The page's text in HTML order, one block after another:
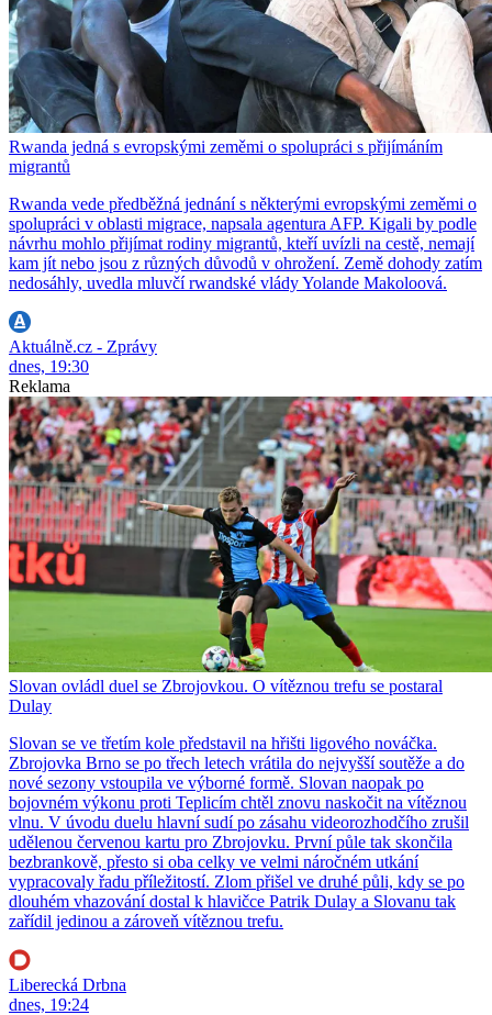
Rwanda jedná s evropskými zeměmi o spolupráci s přijímáním
migrantů
Rwanda vede předběžná jednání s některými evropskými zeměmi o
spolupráci v oblasti migrace, napsala agentura AFP. Kigali by podle
návrhu mohlo přijímat rodiny migrantů, kteří uvízli na cestě, nemají
kam jít nebo jsou z různých důvodů v ohrožení. Země dohody zatím
nedosáhly, uvedla mluvčí rwandské vlády Yolande Makoloová.
Aktuálně.cz - Zprávy
dnes, 19:30
Reklama
Slovan ovládl duel se Zbrojovkou. O vítěznou trefu se postaral
Dulay
Slovan se ve třetím kole představil na hřišti ligového nováčka.
Zbrojovka Brno se po třech letech vrátila do nejvyšší soutěže a do
nové sezony vstoupila ve výborné formě. Slovan naopak po
bojovném výkonu proti Teplicím chtěl znovu naskočit na vítěznou
vlnu. V úvodu duelu hlavní sudí po zásahu videorozhodčího zrušil
udělenou červenou kartu pro Zbrojovku. První půle tak skončila
bezbrankově, přesto si oba celky ve velmi náročném utkání
vypracovaly řadu příležitostí. Zlom přišel ve druhé půli, kdy se po
dlouhém vhazování dostal k hlavičce Patrik Dulay a Slovanu tak
zařídil jedinou a zároveň vítěznou trefu.
Liberecká Drbna
dnes, 19:24